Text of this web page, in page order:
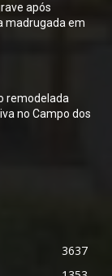
após
madrugada em
remodelada
no Campo dos
3637